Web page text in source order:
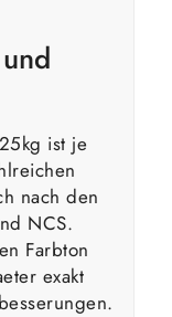
ist je
nach den
NCS.
Farbton
exakt